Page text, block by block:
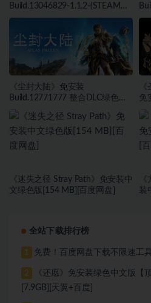
Build.13046829-1.1.2-(STEAM官
中)-支持手柄绿色中文版[13.06
《尘封大陆》免安装
Build.12771777 整合DLC绿色中
免
文
《迷失之径 Stray Path》免安装中
文绿色版[154 MB][百度网盘]
装
全站下载排行榜
1 免费！百度网盘下载不限速工
2
《还愿》免安装绿色中文版【
[7.9GB][天翼+百度]